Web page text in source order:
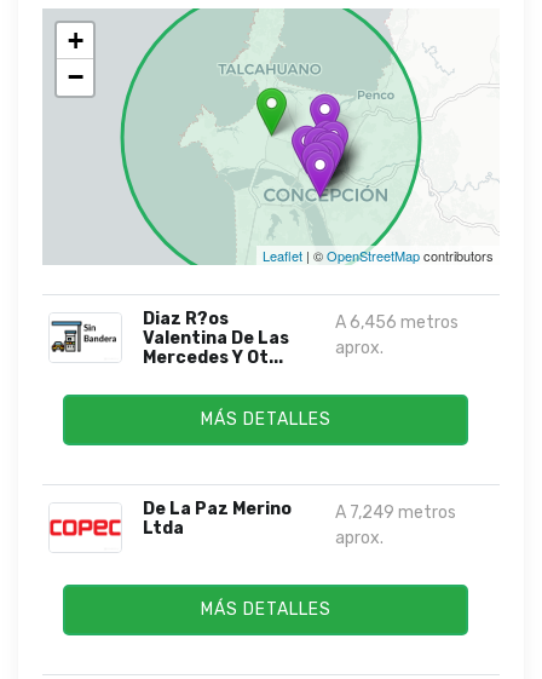
+
−
Leaflet | ©OpenStreetMapcontributors
Diaz R?os
Valentina De Las
Mercedes Y Ot...
A 6,456 metros
aprox.
MÁS DETALLES
De La Paz Merino
Ltda
A 7,249 metros
aprox.
MÁS DETALLES